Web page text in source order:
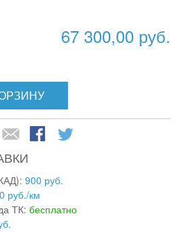
67 300,00 руб.
900 руб.
руб./км
ТК: бесплатно